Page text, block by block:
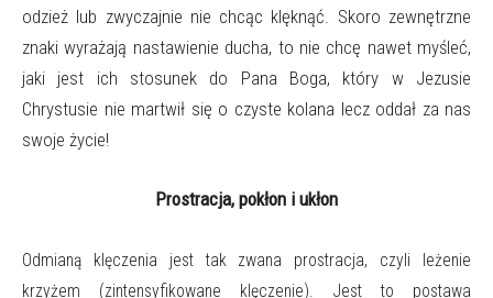
odzież lub zwyczajnie nie chcąc klęknąć. Skoro zewnętrzne
znaki wyrażają nastawienie ducha, to nie chcę nawet myśleć,
jaki jest ich stosunek do Pana Boga, który w Jezusie
Chrystusie nie martwił się o czyste kolana lecz oddał za nas
swoje życie!
Prostracja, pokłon i ukłon
Odmianą klęczenia jest tak zwana prostracja, czyli
leżenie
krzyżem (zintensyfikowane klęczenie). Jest to postawa